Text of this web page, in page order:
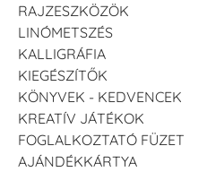
RAJZESZKÖZÖK
LINÓMETSZÉS
KALLIGRÁFIA
KIEGÉSZÍTŐK
KÖNYVEK - KEDVENCEK
KREATÍV JÁTÉKOK
FOGLALKOZTATÓ FÜZET
AJÁNDÉKKÁRTYA